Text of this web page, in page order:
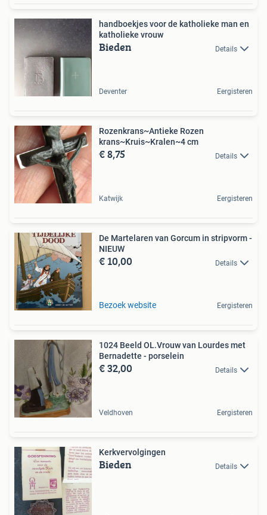
handboekjes voor de katholieke man en
katholieke vrouw
Bieden Details
Deventer Eergisteren
Rozenkrans~Antieke Rozen
krans~Kruis~Kralen~4 cm
€ 8,75 Details
Katwijk Eergisteren
De Martelaren van Gorcum in stripvorm -
NIEUW
€ 10,00 Details
Bezoek website Eergisteren
1024 Beeld OL.Vrouw van Lourdes met
Bernadette - porselein
€ 32,00 Details
Veldhoven Eergisteren
Kerkvervolgingen
Bieden Details